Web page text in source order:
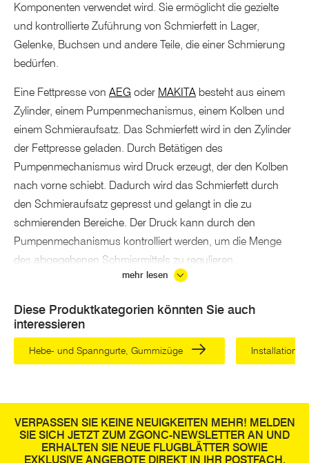
Komponenten verwendet wird. Sie ermöglicht die gezielte
und kontrollierte Zuführung von Schmierfett in Lager,
Gelenke, Buchsen und andere Teile, die einer Schmierung
bedürfen.
Eine Fettpresse von AEG oder MAKITA besteht aus einem
Zylinder, einem Pumpenmechanismus, einem Kolben und
einem Schmieraufsatz. Das Schmierfett wird in den Zylinder
der Fettpresse geladen. Durch Betätigen des
Pumpenmechanismus wird Druck erzeugt, der den Kolben
nach vorne schiebt. Dadurch wird das Schmierfett durch
den Schmieraufsatz gepresst und gelangt in die zu
schmierenden Bereiche. Der Druck kann durch den
Pumpenmechanismus kontrolliert werden, um die Menge
des abgegebenen Schmiermittels zu regulieren.
eingesetzt, einschließlich derSchmierung von
Fahrzeugen, landwirtschaftlichen Maschinen,
Industrieanlagen und anderen mechanischen Geräten
Typische Anwendungsbereiche umfassen Radlager,
bewegliche Teile, die einer Schmierung bedürfen.
Akku-Fett- und Kartuschenpressen
Es gibtverschiedene Arten von Fettpressen, darunter
mehr lesen
Diese Produktkategorien könnten Sie auch
interessieren
Hebe- und Spanngurte, Gummizüge
VERPASSEN SIE KEINE NEUIGKEITEN MEHR! MELDEN
SIE SICH JETZT ZUM ZGONC-NEWSLETTER AN UND
ERHALTEN SIE NEUE FLUGBLÄTTER SOWIE
EXKLUSIVE ANGEBOTE DIREKT IN IHR POSTFACH.